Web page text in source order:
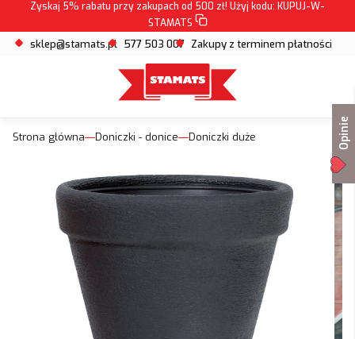
Zyskaj 5% rabatu przy zakupach od 500 zł! Użyj kodu: KUPUJ-W-
STAMATS
sklep@stamats.pl 577 503 007 Zakupy z terminem płatności
Strona główna Doniczki - donice Doniczki duże Opinie